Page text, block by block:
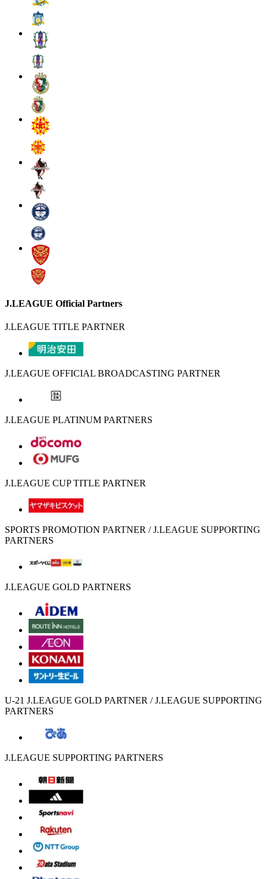
J.LEAGUE Official Partners
J.LEAGUE TITLE PARTNER
J.LEAGUE OFFICIAL BROADCASTING PARTNER
J.LEAGUE PLATINUM PARTNERS
J.LEAGUE CUP TITLE PARTNER
SPORTS PROMOTION PARTNER / J.LEAGUE SUPPORTING
PARTNERS
J.LEAGUE GOLD PARTNERS
U-21 J.LEAGUE GOLD PARTNER / J.LEAGUE SUPPORTING
PARTNERS
J.LEAGUE SUPPORTING PARTNERS